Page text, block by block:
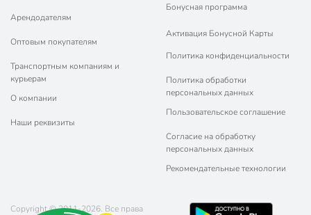
Арендодателям
Оптовым покупателям
Транспортным компаниям и
курьерам
О компании
Наши реквизиты
Бонусная программа
Активация Бонусной Карты
Политика конфиденциальности
Политика обработки
персональных данных
Пользовательское соглашение
Согласие на обработку
персональных данных
Рекомендательные технологии
Copyright © 2011-2026. Все права